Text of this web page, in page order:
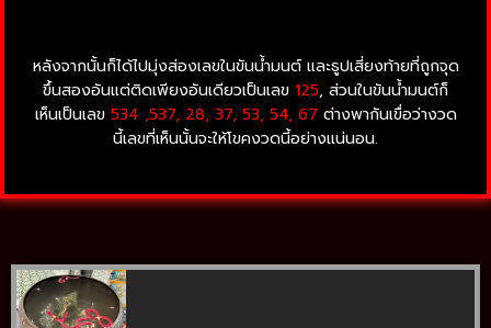
หลังจากนั้นก็ได้ไปมุ่งส่องเลขในขันน้ำมนต์ และธูปเสี่ยงท้ายที่ถูกจุด
ขึ้นสองอันแต่ติดเพียงอันเดียวเป็นเลข 125, ส่วนในขันน้ำมนต์ก็
เห็นเป็นเลข 534 ,537, 28, 37, 53, 54, 67 ต่างพากันเขื่อว่างวด
นี้เลขที่เห็นนั้นจะให้โขคงวดนี้อย่างแน่นอน.